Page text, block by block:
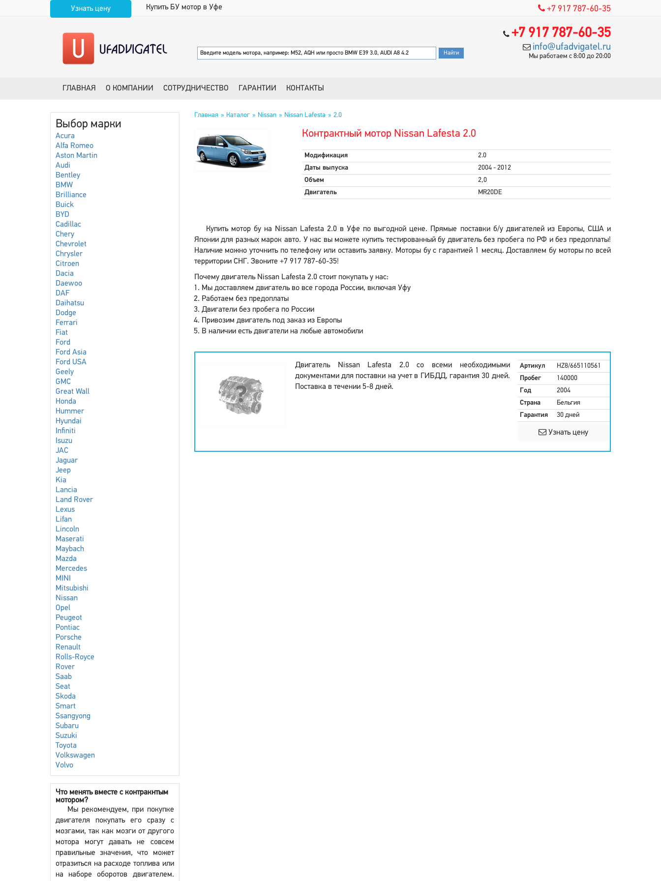
Узнать цену Купить БУ мотор в Уфе +7 917 787-60-35
+7 917 787-60-35
info@ufadvigatel.ru
Мы работаем с 8:00 до 20:00
ГЛАВНАЯ О КОМПАНИИ СОТРУДНИЧЕСТВО ГАРАНТИИ КОНТАКТЫ
Выбор марки
Acura
Alfa Romeo
Aston Martin
Audi
Bentley
BMW
Brilliance
Buick
BYD
Cadillac
Chery
Chevrolet
Chrysler
Citroen
Dacia
Daewoo
DAF
Daihatsu
Dodge
Ferrari
Fiat
Ford
Ford Asia
Ford USA
Geely
GMC
Great Wall
Honda
Hummer
Hyundai
Infiniti
Isuzu
JAC
Jaguar
Jeep
Kia
Lancia
Land Rover
Lexus
Lifan
Lincoln
Maserati
Maybach
Mazda
Mercedes
MINI
Mitsubishi
Nissan
Opel
Peugeot
Pontiac
Porsche
Renault
Rolls-Royce
Rover
Saab
Seat
Skoda
Smart
Ssangyong
Subaru
Suzuki
Toyota
Volkswagen
Volvo
Что менять вместе с контракнтым
мотором?
Мы рекомендуем, при покупке
двигателя покупать его сразу с
мозгами, так как мозги от другого
мотора могут давать не совсем
правильные значения, что может
отразиться на расходе топлива или
на наборе оборотов двигателем.
Главная Каталог Nissan Nissan Lafesta 2.0
Контрактный мотор Nissan Lafesta 2.0
Модификация
2.0
Даты выпуска
2004 - 2012
Объем
2,0
Двигатель
MR20DE
Купить мотор бу на Nissan Lafesta 2.0 в Уфе по выгодной цене. Прямые поставки б/у двигателей из Европы, США и
Японии для разных марок авто. У нас вы можете купить тестированный бу двигатель без пробега по РФ и без предоплаты!
Наличие можно уточнить по телефону или оставить заявку. Моторы бу с гарантией 1 месяц. Доставляем бу моторы по всей
территории СНГ. Звоните +7 917 787-60-35!
Почему двигатель Nissan Lafesta 2.0 стоит покупать у нас:
Мы доставляем двигатель во все города России, включая Уфу
Работаем без предоплаты
Двигатели без пробега по России
Привозим двигатель под заказ из Европы
В наличии есть двигатели на любые автомобили
Двигатель Nissan Lafesta 2.0 со всеми необходимыми
документами для поставки на учет в ГИБДД, гарантия 30 дней.
Поставка в течении 5-8 дней.
Артикул
HZ8/665110561
Пробег
140000
Год
2004
Страна
Бельгия
Гарантия
30 дней
Узнать цену